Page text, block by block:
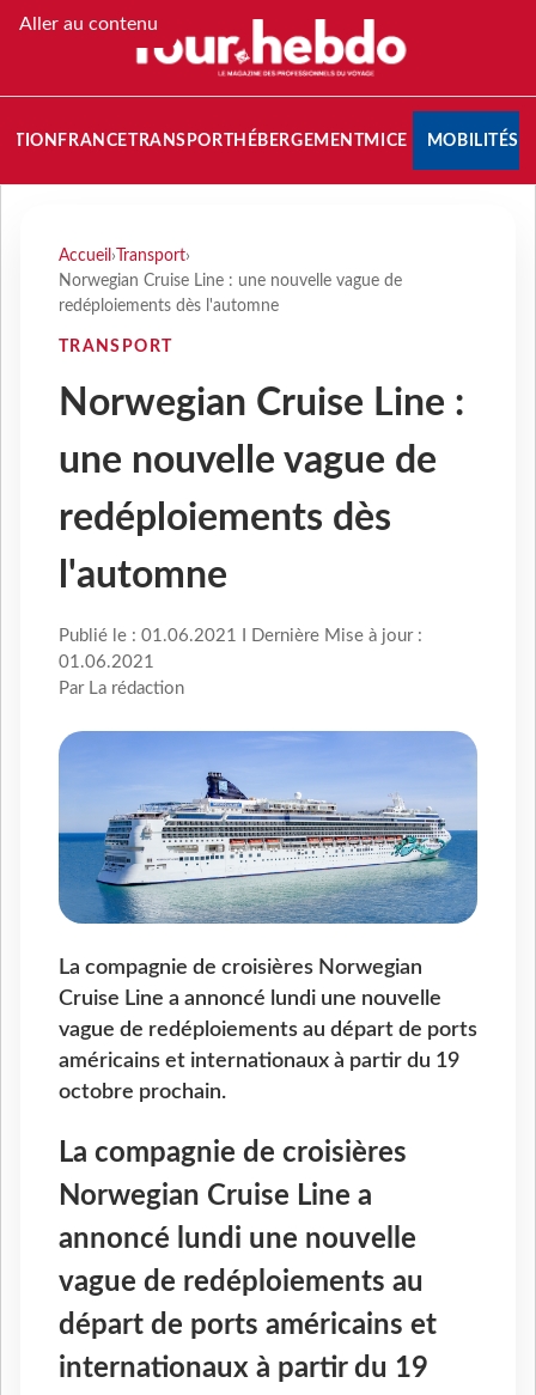
Aller au contenu
FRANCETRANSPORT HÉBERGEMENTMICE MOBILITÉS
Accueil › Transport›
Norwegian Cruise Line : une nouvelle vague de
redéploiements dès l'automne
TRANSPORT
Norwegian Cruise Line :
une nouvelle vague de
redéploiements dès
l'automne
Publié le : 01.06.2021 I Dernière Mise à jour :
01.06.2021
Par La rédaction
La compagnie de croisières Norwegian
Cruise Line a annoncé lundi une nouvelle
vague de redéploiements au départ de ports
américains et internationaux à partir du 19
octobre prochain.
La compagnie de croisières
Norwegian Cruise Line a
annoncé lundi une nouvelle
vague de redéploiements au
départ de ports américains et
internationaux à partir du 19